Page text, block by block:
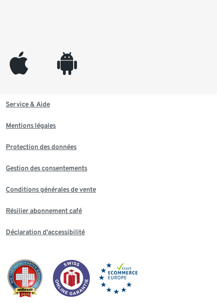
appleinc android
Service & Aide
Mentions légales
Protection des données
Gestion des consentements
Conditions générales de vente
Résilier abonnement café
Déclaration d'accessibilité